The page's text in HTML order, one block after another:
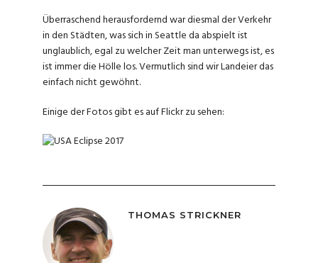
Überraschend herausfordernd war diesmal der Verkehr
in den Städten, was sich in Seattle da abspielt ist
unglaublich, egal zu welcher Zeit man unterwegs ist, es
ist immer die Hölle los. Vermutlich sind wir Landeier das
einfach nicht gewöhnt.
Einige der Fotos gibt es auf Flickr zu sehen:
THOMAS STRICKNER